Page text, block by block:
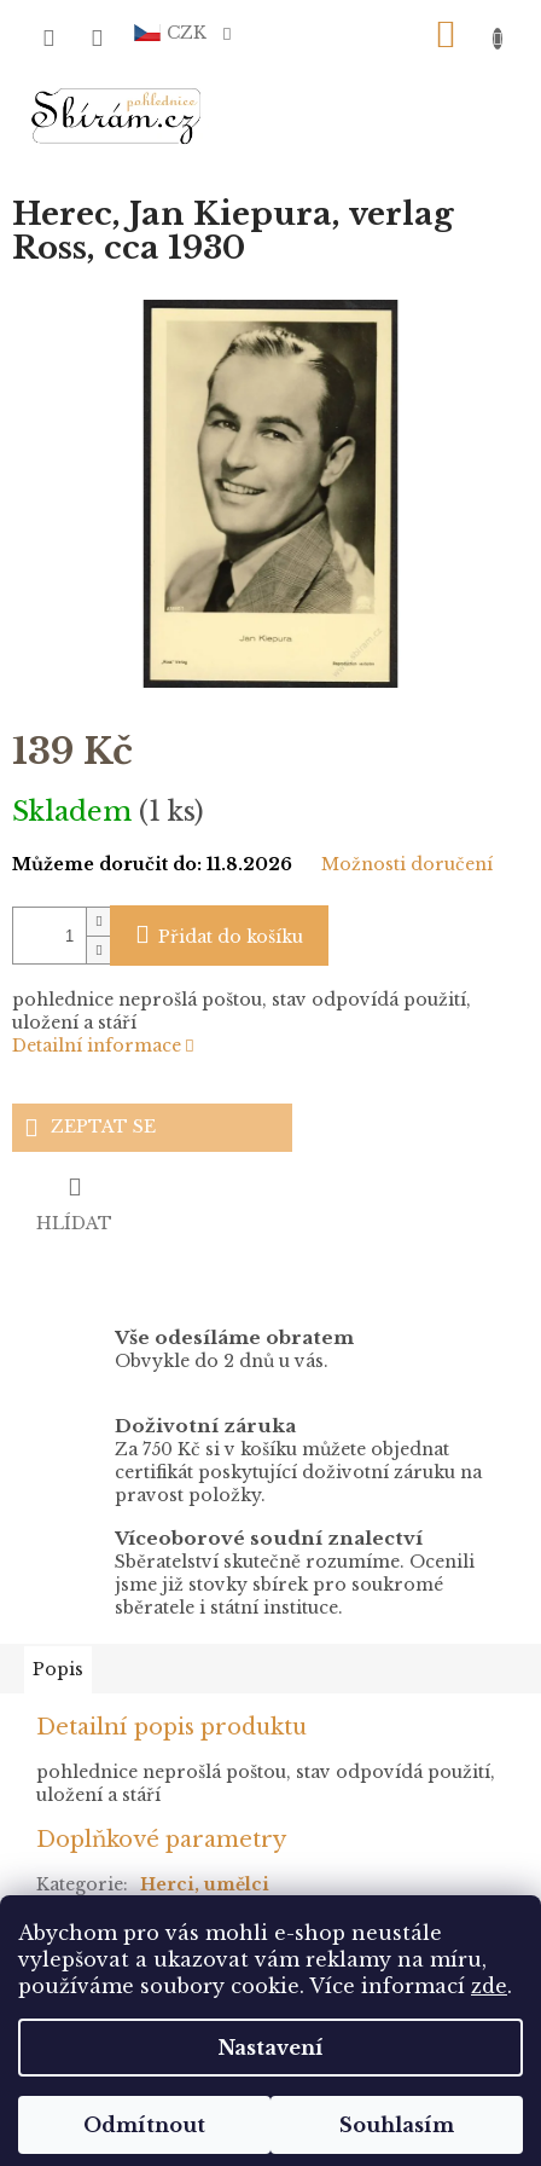
Abychom pro vás mohli e-shop neustále
vylepšovat a ukazovat vám reklamy na míru,
používáme soubory cookie. Více informací zde.
Nastavení
Odmítnout Souhlasím
CZK
Herec, Jan Kiepura, verlag
Ross, cca 1930
139 Kč
Měrná
cena:
Skladem (1 ks)
Můžeme doručit do: 11.8.2026 Možnosti doručení
Přidat do košíku
pohlednice neprošlá poštou, stav odpovídá použití,
uložení a stáří
Detailní informace
ZEPTAT SE
HLÍDAT
Vše odesíláme obratem
Obvykle do 2 dnů u vás.
Doživotní záruka
Za 750 Kč si v košíku můžete objednat
certifikát poskytující doživotní záruku na
pravost položky.
Víceoborové soudní znalectví
Sběratelství skutečně rozumíme. Ocenili
jsme již stovky sbírek pro soukromé
sběratele i státní instituce.
Popis
Detailní popis produktu
pohlednice neprošlá poštou, stav odpovídá použití,
uložení a stáří
Doplňkové parametry
Kategorie: Herci, umělci
Copyright 2026Pohlednice Sbírám.cz. Všechna
práva vyhrazena.
Upravit nastavení cookies